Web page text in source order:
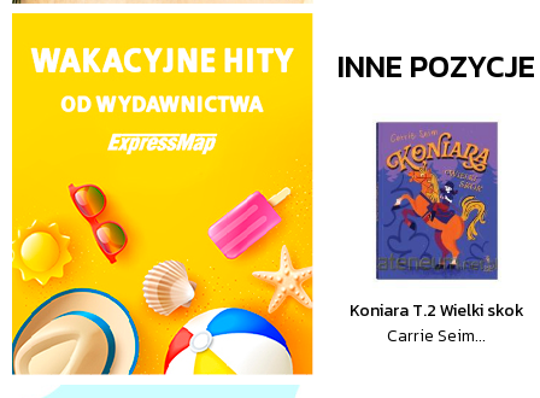
INNE
Koniara T.2 Wielki skok
Carrie Seim...